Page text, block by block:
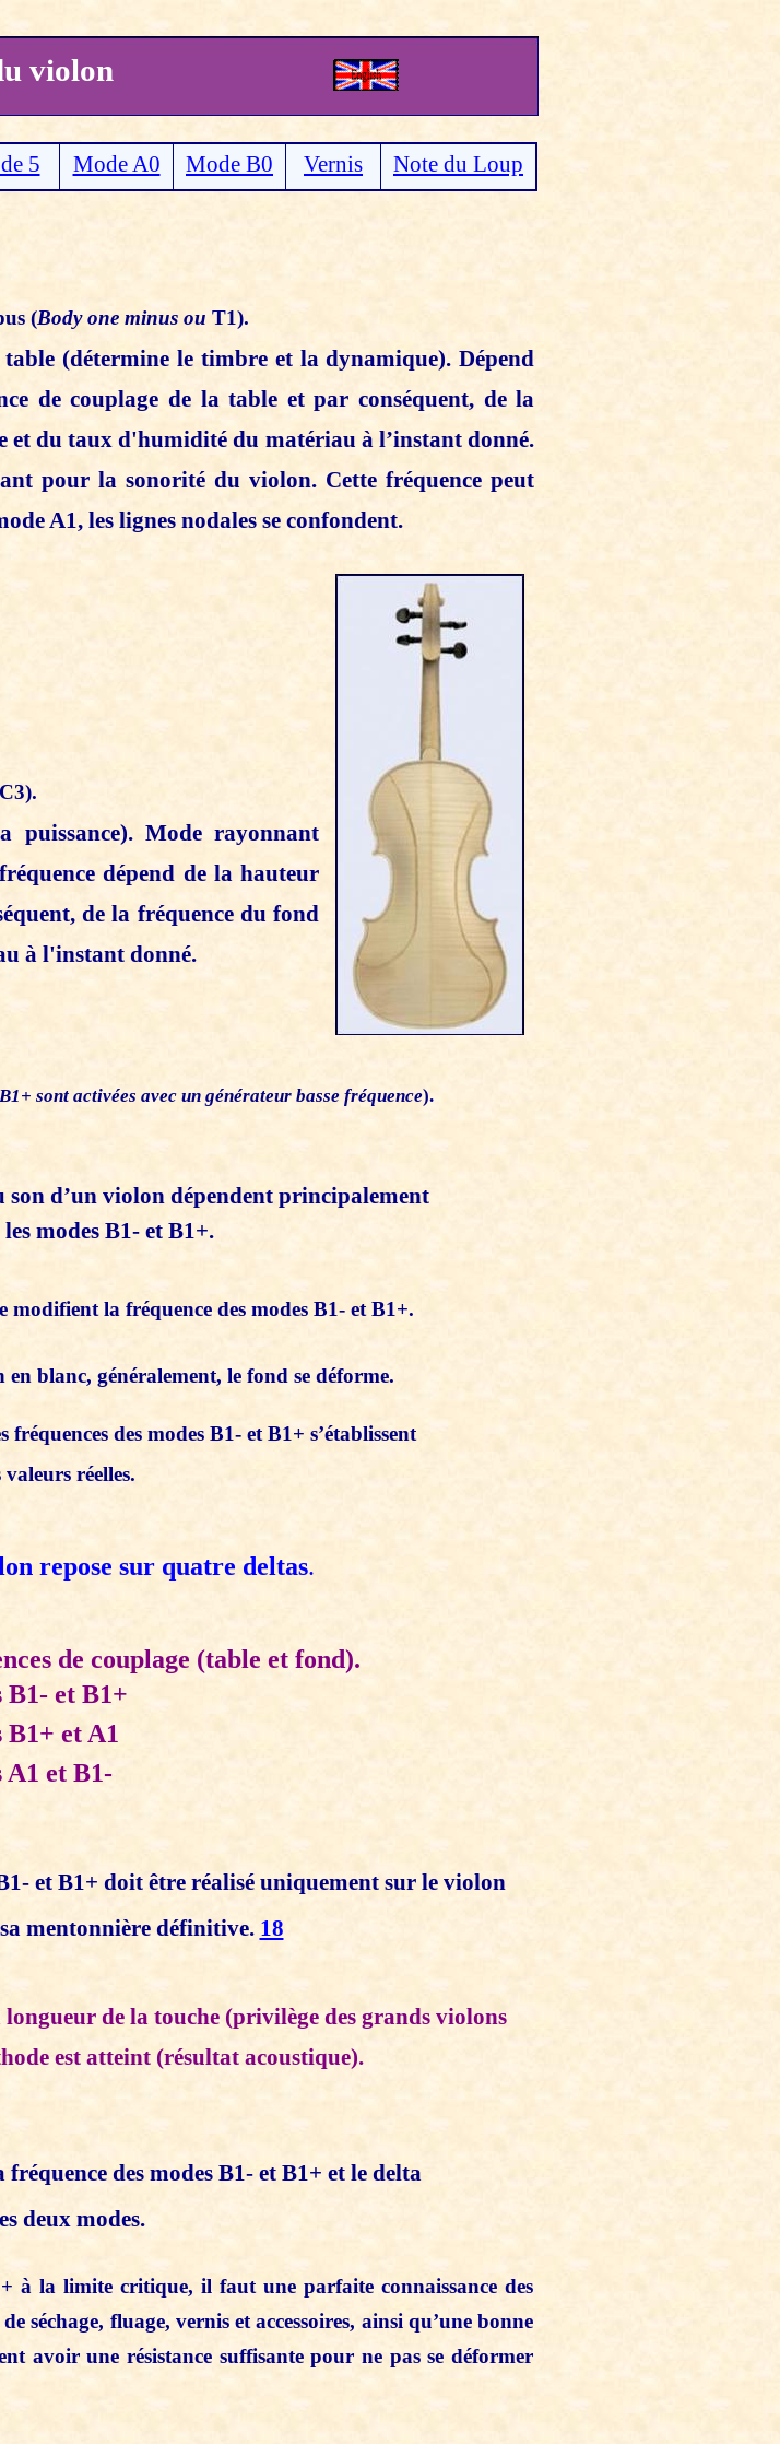
violon
sont activées avec un générateur basse fréquence).
d’un violon dépendent principalement
modes B1- et B1+.
la fréquence des modes B1- et B1+.
blanc, généralement, le fond se déforme.
des modes B1- et B1+ s’établissent
valeurs réelles.
repose sur quatre deltas.
de couplage (table et fond).
B1- et B1+
B1+ et A1
A1 et B1-
et B1+ doit être réalisé uniquement sur le violon
mentonnière définitive. 18
de la touche (privilège des grands violons
est atteint (résultat acoustique).
des modes B1- et B1+ et le delta
deux modes.
à la limite critique, il faut une parfaite connaissance des
séchage, fluage, vernis et accessoires, ainsi qu’une bonne
avoir une résistance suffisante pour ne pas se déformer
(Body one minus ou T1).
(détermine le timbre et la dynamique). Dépend
de couplage de la table et par conséquent, de la
et du taux d'humidité du matériau à l’instant donné.
pour la sonorité du violon. Cette fréquence peut
A1, les lignes nodales se confondent.
C3).
puissance). Mode rayonnant
dépend de la hauteur
de la fréquence du fond
à l'instant donné.
5 Mode A0 Mode B0 Vernis Note du Loup